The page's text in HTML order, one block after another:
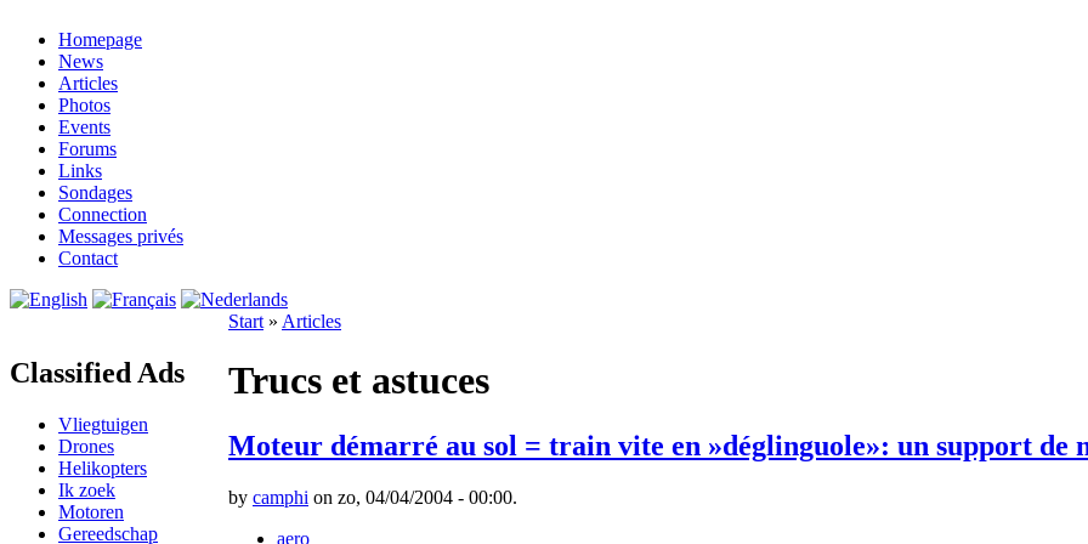
Homepage
News
Articles
Photos
Events
Forums
Links
Sondages
Connection
Messages privés
Contact
Classified Ads
Vliegtuigen
Drones
Helikopters
Ik zoek
Motoren
Gereedschap
Start » Articles
Trucs et astuces
Moteur démarré au sol = train vite en »déglinguole»: un support de
by camphi on zo, 04/04/2004 - 00:00.
aero